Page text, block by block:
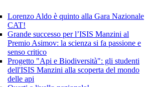
Lorenzo Aldo è quinto alla Gara Nazionale
CAT!
Grande successo per l’ISIS Manzini al
Premio Asimov: la scienza si fa passione e
senso critico
Progetto "Api e Biodiversità": gli studenti
dell'ISIS Manzini alla scoperta del mondo
delle api